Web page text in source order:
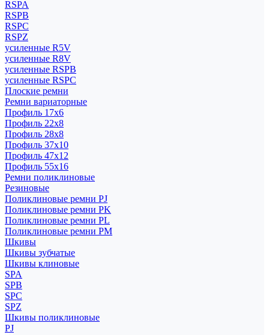
RSPA
RSPB
RSPC
RSPZ
усиленные R5V
усиленные R8V
усиленные RSPB
усиленные RSPC
Плоские ремни
Ремни вариаторные
Профиль 17x6
Профиль 22x8
Профиль 28x8
Профиль 37x10
Профиль 47x12
Профиль 55x16
Ремни поликлиновые
Резиновые
Поликлиновые ремни PJ
Поликлиновые ремни PK
Поликлиновые ремни PL
Поликлиновые ремни PM
Шкивы
Шкивы зубчатые
Шкивы клиновые
SPA
SPB
SPC
SPZ
Шкивы поликлиновые
PJ